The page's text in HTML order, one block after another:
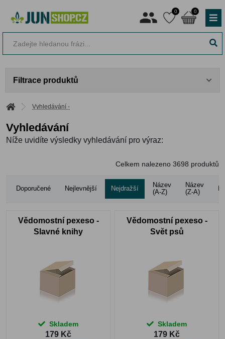
0 0
Filtrace produktů
Vyhledávání -
Vyhledávání
Níže uvidíte výsledky vyhledávání pro výraz:
Celkem nalezeno 3698 produktů
Doporučené Nejlevnější Nejdražší
Název
(A-Z)
Název
(Z-A)
Vědomostní pexeso -
Slavné knihy
Skladem
179 Kč
Vědomostní pexeso -
Svět psů
Skladem
179 Kč